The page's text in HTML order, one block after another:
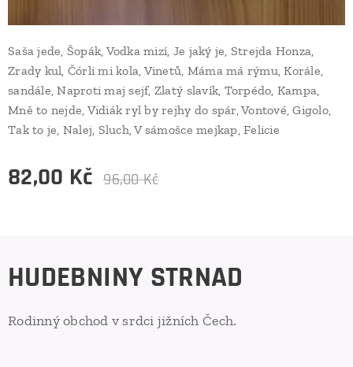
Saša jede, Šopák, Vodka mizí, Je jaký je, Strejda Honza,
Zrady kul, Čórli mi kola, Vinetů, Máma má rýmu, Korále,
sandále, Naproti maj sejf, Zlatý slavík, Torpédo, Kampa,
Mně to nejde, Vidiák ryl by rejhy do spár, Vontové, Gigolo,
Tak to je, Nalej, Sluch, V sámošce mejkap, Felicie
82,00 Kč 96,00Kč
HUDEBNINY STRNAD
Rodinný obchod v srdci jižních Čech.